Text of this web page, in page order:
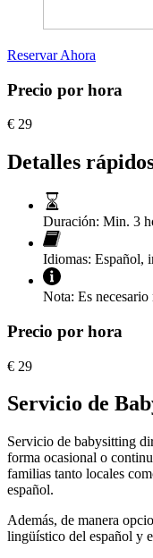
Reservar Ahora
Precio por hora
€ 29
Detalles
Duración: Min. 3
Idiomas: Español,
Nota: Es
Precio por hora
€ 29
Servicio de
Servicio de babysitting
forma ocasional o
familias tanto locales
español.
Además, de manera
lingüístico del español y